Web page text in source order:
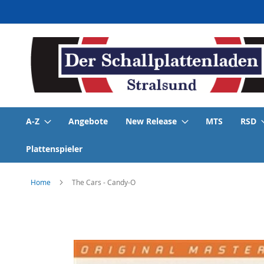
zum
Inhalt
A-Z Angebote New Release MTS RSD
Plattenspieler
Home The Cars - Candy-O